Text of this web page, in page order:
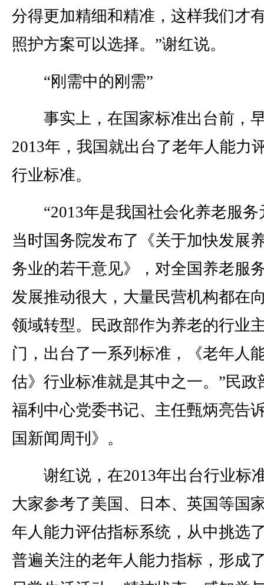
分得更加精细和精准，这样我们才
照护方案可以选择。”谢红说。
“刚需中的刚需”
事实上，在国家标准出台前，
2013年，我国就出台了老年人能力
行业标准。
“2013年是我国社会化养老服务
当时国务院发布了《关于加快发展
务业的若干意见》，对全国养老服
发展推动很大，大量民营机构都在
领域转型。民政部作为养老的行业
门，出台了一系列标准，《老年人
估》行业标准就是其中之一。”民政
福利中心党委书记、主任甄炳亮告
国新闻周刊》。
谢红说，在2013年出台行业标
大家参考了美国、日本、英国等国
年人能力评估指标系统，从中挑选
普遍关注的老年人能力指标，形成